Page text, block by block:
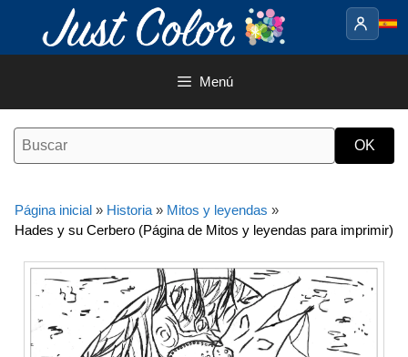
contenido
Menú
Página inicial » Historia » Mitos y leyendas »
Hades y su Cerbero (Página de Mitos y leyendas para imprimir)